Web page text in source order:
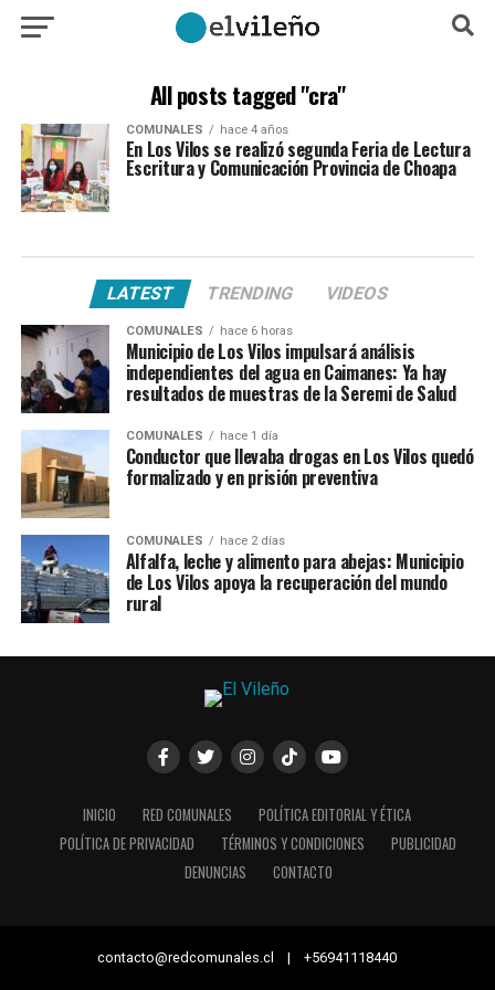
All posts tagged "cra"
COMUNALES hace 4 años
En Los Vilos se realizó segunda Feria de Lectura
Escritura y Comunicación Provincia de Choapa
LATEST TRENDING VIDEOS
COMUNALES hace 6 horas
Municipio de Los Vilos impulsará análisis
independientes del agua en Caimanes: Ya hay
resultados de muestras de la Seremi de Salud
COMUNALES hace 1 día
Conductor que llevaba drogas en Los Vilos quedó
formalizado y en prisión preventiva
COMUNALES hace 2 días
Alfalfa, leche y alimento para abejas: Municipio
de Los Vilos apoya la recuperación del mundo
rural
INICIO RED COMUNALES
POLÍTICA EDITORIAL Y ÉTICA
POLÍTICA DE PRIVACIDAD
TÉRMINOS Y CONDICIONES
PUBLICIDAD
DENUNCIAS
CONTACTO
contacto@redcomunales.cl | +56941118440